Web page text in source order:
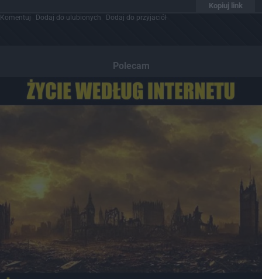
Kopiuj link
Komentuj Dodaj do ulubionych Dodaj do przyjaciół
Polecam